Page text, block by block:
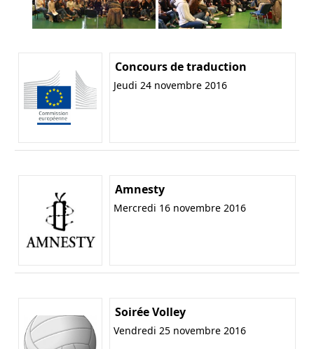
Concours de traduction
Jeudi 24 novembre 2016
Amnesty
Mercredi 16 novembre 2016
Soirée Volley
Vendredi 25 novembre 2016